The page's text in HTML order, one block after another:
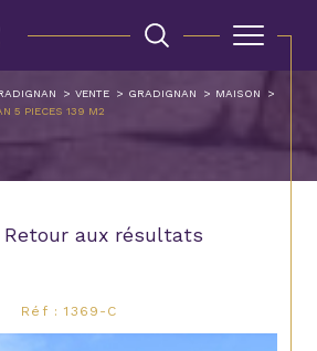
VENTE GRADIGNAN
MAISON
5 PIECES 139 M2
Retour aux résultats
Réf : 1369-C